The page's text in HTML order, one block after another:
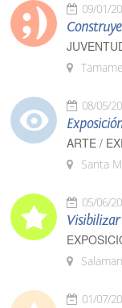
09/01/
08/05/
ARTE /
Santa
05/06/
Visibilizar
01/07/